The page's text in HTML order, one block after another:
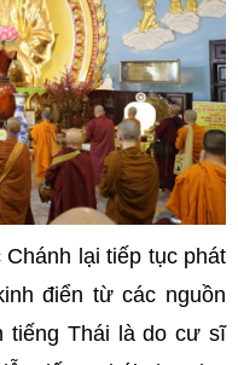
lại tiếp tục phát
điển từ các nguồn
tiếng Thái là do cư sĩ